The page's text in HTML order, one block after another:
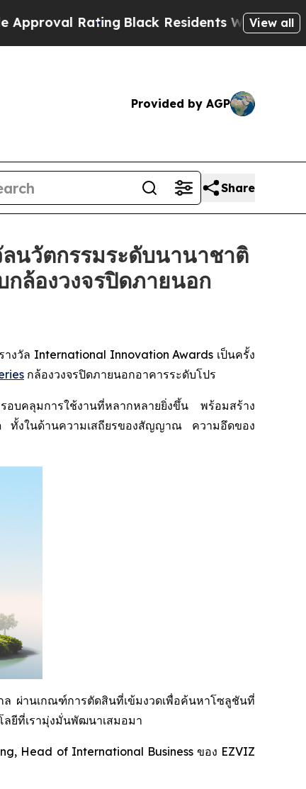
RatingBlack Residents Warned of Abusive
View all
Provided by AGP
Share
วัตกรรมระดับนานาชาติ
ล้องวงจรปิดภายนอก
างวัล International Innovation Awards เป็นครั้ง
กล้องวงจรปิดภายนอกอาคารระดับโปร
บคลุมการใช้งานที่หลากหลายยิ่งขึ้น พร้อมสร้าง
ทั้งในด้านความเสถียรของสัญญาณ ความอึดของ
ผ่านเกณฑ์การตัดสินที่เข้มงวดเพื่อค้นหาโซลูชันที่
ลยีที่เรามุ่งมั่นพัฒนาเสมอมา
Head of International Business ของ EZVIZ